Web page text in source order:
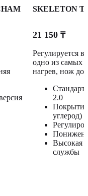
SKELETON
21 150 ₸
Регулируется
одно из самых
нагрев, нож
2.0
углерод)
Высокая
службы